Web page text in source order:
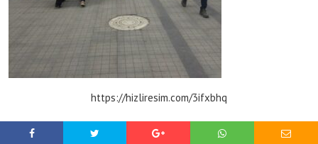
https://hizliresim.com/3ifxbhq